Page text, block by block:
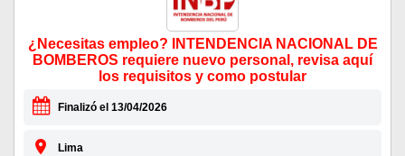
¿Necesitas empleo? INTENDENCIA NACIONAL DE
BOMBEROS requiere nuevo personal, revisa aquí
los requisitos y como postular
Finalizó el 13/04/2026
Lima